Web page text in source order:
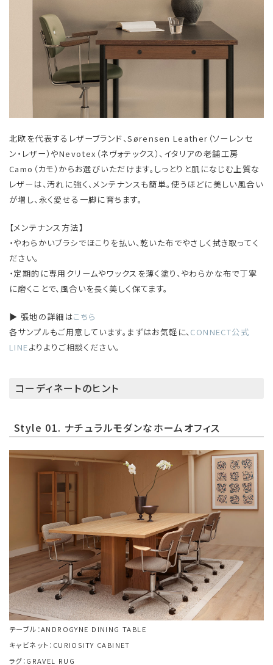
北欧を代表するレザーブランド、Sørensen Leather（ソーレンセ
ン・レザー）やNevotex（ネヴォテックス）、イタリアの老舗工房
Camo（カモ）からお選びいただけます。しっとりと肌になじむ上質な
レザーは、汚れに強く、メンテナンスも簡単。使うほどに美しい風合い
が増し、永く愛せる一脚に育ちます。
【メンテナンス方法】
・やわらかいブラシでほこりを払い、乾いた布でやさしく拭き取ってく
ださい。
・定期的に専用クリームやワックスを薄く塗り、やわらかな布で丁寧
に磨くことで、風合いを長く美しく保てます。
▶ 張地の詳細はこちら
各サンプルもご用意しています。まずはお気軽に、 CONNECT公式
LINEよりよりご相談ください。
コーディネートのヒント
Style 01. ナチュラルモダンなホームオフィス
テーブル：ANDROGYNE DINING TABLE
キャビネット：CURIOSITY CABINET
ラグ：GRAVEL RUG